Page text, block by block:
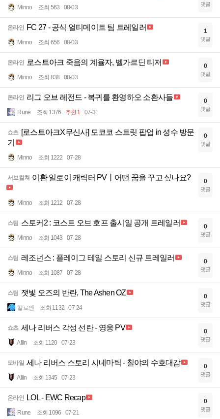
Minno 조회 563 08-03 댓글
온라인 FC 27 - 공식 얼티메이트 팀 트레일러
Minno 조회 656 08-03
1
댓글
온라인 로스트아크 죽음의 계율자, 벨가르딘 티저
Minno 조회 838 08-03
0
댓글
온라인 리그 오브 레전드 - 복귀를 환영하오 소환사들
Rune 조회 1376 추천 1 07-31
0
댓글
쇼츠 [로스트아크X무신사] 모코코 스트릿 팝업 in 성수 방문
기
Minno 조회 1222 07-28
0
댓글
서브컬쳐 이환 일로이 캐릭터 PV丨어떤 꿈을 꾸고 싶나요?
Minno 조회 1212 07-28
0
댓글
스팀 스토커2 : 코스트 오브 호프 출시일 공개 트레일러
Minno 조회 1043 07-28
0
댓글
스팀 레조넌스 : 플레이그 테일 스토리 신규 트레일러
Minno 조회 1087 07-28
0
댓글
스팀 잿빛 오즈의 반란, The Ashen OZ
칼로엔 조회 1132 07-24
0
댓글
쇼츠 세나 리버스 각성 선란 - 영웅 PV
Aliin 조회 1120 07-23
0
댓글
모바일 세나 리버스 스토리 시네마틱 - 칠야의 수호대감
Aliin 조회 1345 07-23
0
댓글
온라인 LOL - EWC Recap
Rune 조회 1096 07-21
0
댓글